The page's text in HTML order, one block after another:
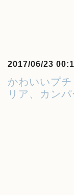
2017/06/23
かわいいプ
リア、カン